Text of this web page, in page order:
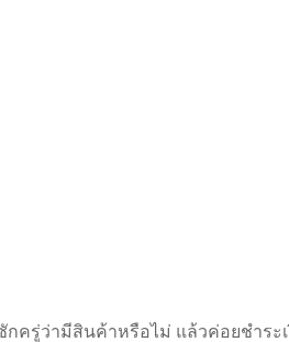
ครู่ว่ามีสินค้าหรือไม่ แล้วค่อยชำระ